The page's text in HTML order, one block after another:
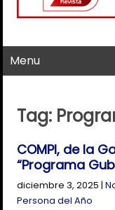
Menu
Tag:
COMPI, de la
“Programa
diciembre 3, 2025 |
Persona del Año